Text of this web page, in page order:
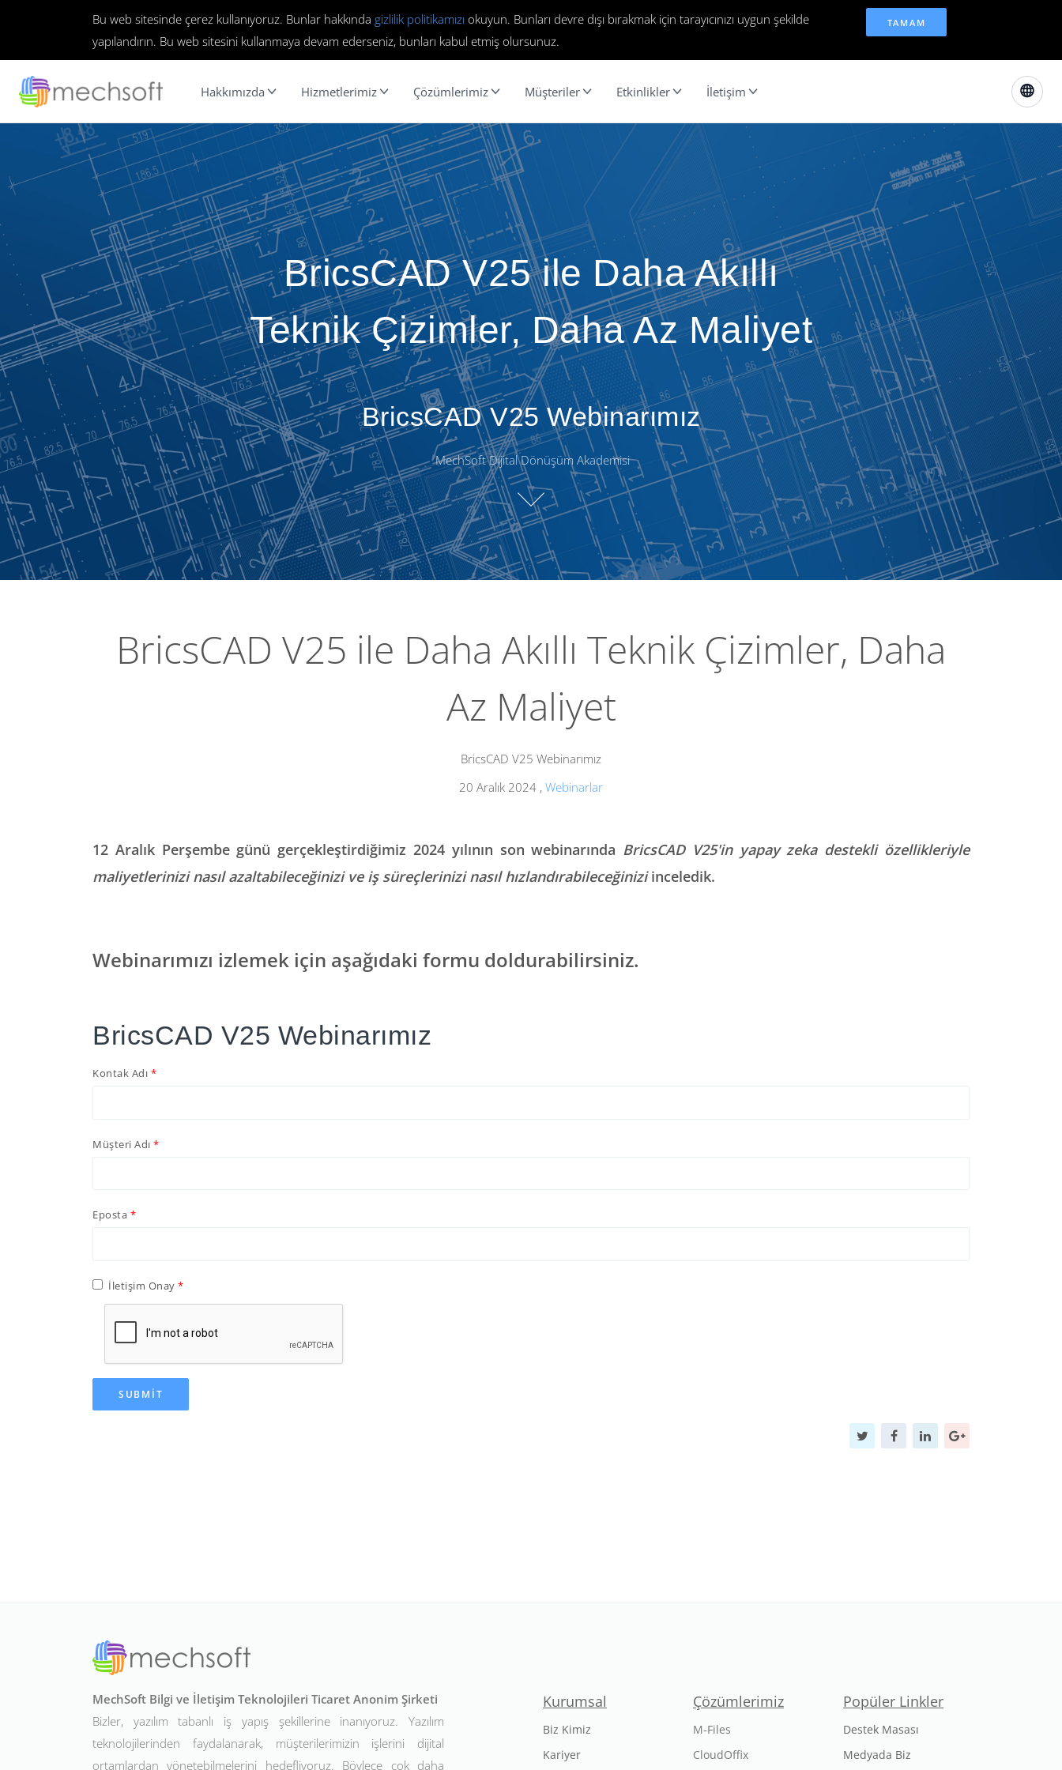
Bu web sitesinde çerez kullanıyoruz. Bunlar hakkında gizlilik politikamızı okuyun. Bunları devre dışı bırakmak için tarayıcınızı uygun şekilde
yapılandırın. Bu web sitesini kullanmaya devam ederseniz, bunları kabul etmiş olursunuz.
TAMAM
Hakkımızda Hizmetlerimiz Çözümlerimiz Müşteriler Etkinlikler İletişim
BricsCAD V25 ile Daha Akıllı
Teknik Çizimler, Daha Az Maliyet
BricsCAD V25 Webinarımız
MechSoft Dijital Dönüşüm Akademisi
BricsCAD V25 ile Daha Akıllı Teknik Çizimler, Daha
Az Maliyet
BricsCAD V25 Webinarımız
20 Aralık 2024 , Webinarlar
12 Aralık Perşembe günü gerçekleştirdiğimiz 2024 yılının son webinarında BricsCAD V25'in yapay zeka destekli özellikleriyle
maliyetlerinizi nasıl azaltabileceğinizi ve iş süreçlerinizi nasıl hızlandırabileceğiniziinceledik.
Webinarımızı izlemek için aşağıdaki formu doldurabilirsiniz.
BricsCAD V25 Webinarımız
Kontak Adı
Müşteri Adı
Eposta
İletişim Onay
SUBMIT
MechSoft Bilgi ve İletişim Teknolojileri Ticaret Anonim Şirketi
Bizler, yazılım tabanlı iş yapış şekillerine inanıyoruz. Yazılım
teknolojilerinden faydalanarak, müşterilerimizin işlerini dijital
ortamlardan yönetebilmelerini hedefliyoruz. Böylece çok daha
Kurumsal
Biz Kimiz
Kariyer
Çözümlerimiz
M-Files
CloudOffix
Popüler Linkler
Destek Masası
Medyada Biz